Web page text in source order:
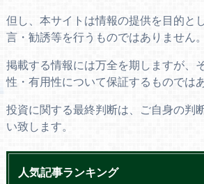
但し、本サイトは情報の提供を目的と
言・勧誘等を行うものではありません。
掲載する情報には万全を期しますが、
性・有用性について保証するものでは
投資に関する最終判断は、ご自身の判
い致します。
人気記事ランキング